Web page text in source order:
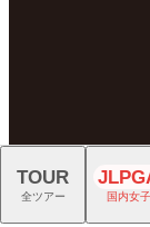
TOUR
全ツアー 国内女子